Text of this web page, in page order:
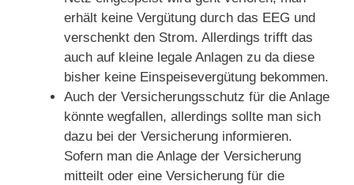
erhält keine Vergütung durch das EEG und
verschenkt den Strom. Allerdings trifft das
auch auf kleine legale Anlagen zu da diese
bisher keine Einspeisevergütung bekommen.
Auch der Versicherungsschutz für die Anlage
könnte wegfallen, allerdings sollte man sich
dazu bei der Versicherung informieren.
Sofern man die Anlage der Versicherung
mitteilt oder eine Versicherung für die